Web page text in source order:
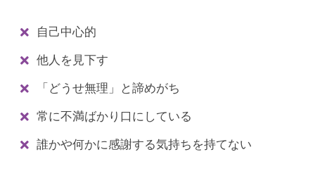
自己中心的
他人を見下す
「どうせ無理」と諦めがち
常に不満ばかり口にしている
誰かや何かに感謝する気持ちを持てない